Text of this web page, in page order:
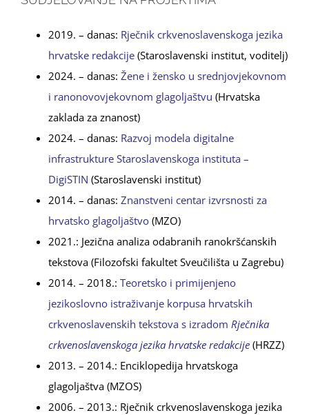
2019. – danas: Rječnik crkvenoslavenskoga jezika
hrvatske redakcije(Staroslavenski institut, voditelj)
2024. – danas: Žene i žensko u srednjovjekovnom
i ranonovovjekovnom glagoljaštvu (Hrvatska
zaklada za znanost)
2024. – danas: Razvoj modela digitalne
infrastrukture Staroslavenskoga instituta –
DigiSTIN (Staroslavenski institut)
2014. – danas: Znanstveni centar izvrsnosti za
hrvatsko glagoljaštvo(MZO)
2021.: Jezična analiza odabranih ranokršćanskih
tekstova (Filozofski fakultet Sveučilišta u Zagrebu)
2014. – 2018.: Teoretsko i primijenjeno
jezikoslovno istraživanje korpusa hrvatskih
crkvenoslavenskih tekstova s izradom Rječnika
crkvenoslavenskoga jezika hrvatske redakcije (HRZZ)
2013. – 2014.: Enciklopedija hrvatskoga
glagoljaštva (MZOS)
2006. – 2013.: Rječnik crkvenoslavenskoga jezika